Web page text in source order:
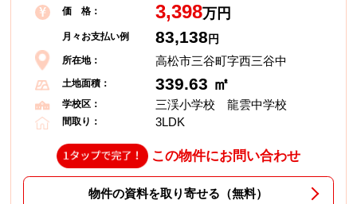
価 格： 3,398万円
月々お支払い例 83,138 円
所在地： 高松市三谷町字西三谷中
土地面積： 339.63 ㎡
学校区： 三渓小学校 龍雲中学校
間取り： 3LDK
この物件にお問い合わせ
物件の資料を取り寄せる（無料）